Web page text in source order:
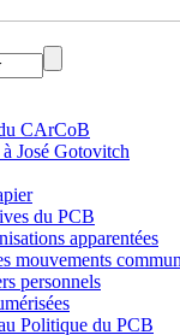
CArCoB
José Gotovitch
du PCB
apparentées
mouvements
personnels
Politique du PCB